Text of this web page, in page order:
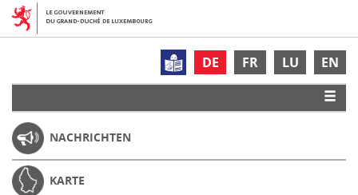
DE FR LU EN
NACHRICHTEN
KARTE